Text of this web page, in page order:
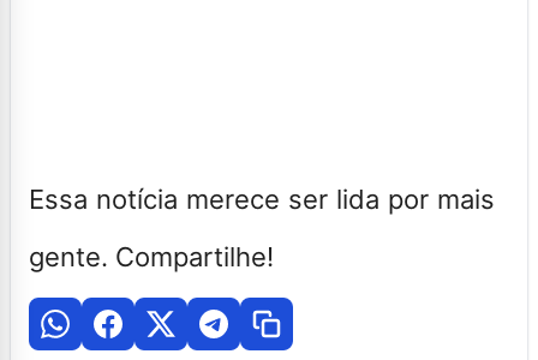
Essa notícia merece ser lida por mais
gente. Compartilhe!